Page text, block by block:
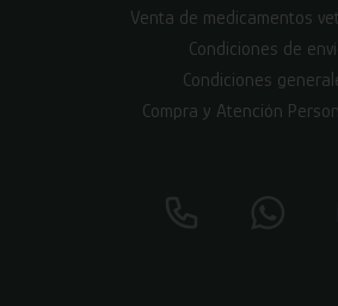
Venta de medicamentos
Condiciones de
Condiciones
Compra y Atención